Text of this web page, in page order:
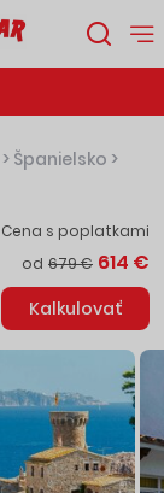
> Španielsko >
Cena s poplatkami
od 679 € 614 €
Kalkulovať